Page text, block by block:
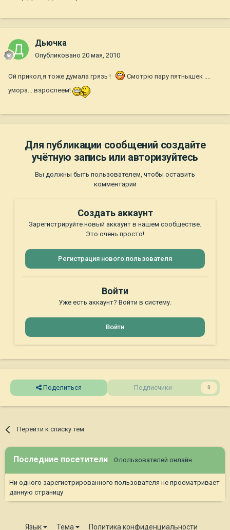
Дьючка
Опубликовано 20 мая, 2010
Ой прикол,я тоже думала грязь !
Смотрю пару пятнышек ....
умора... взрослеем!
Для публикации сообщений создайте
учётную запись или авторизуйтесь
Вы должны быть пользователем, чтобы оставить
комментарий
Создать аккаунт
Зарегистрируйте новый аккаунт в нашем сообществе.
Это очень просто!
Регистрация нового пользователя
Войти
Уже есть аккаунт? Войти в систему.
Войти
Поделиться Подписчики 0
Перейти к списку тем
Последние посетители 0 пользователей онлайн
Ни одного зарегистрированного пользователя не просматривает
данную страницу
Язык Тема Политика конфиденциальности